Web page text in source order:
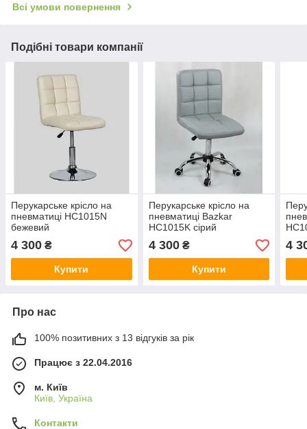
Всі умови повернення
Подібні товари компанії
Перукарське крісло на
пневматиці HC1015N
бежевий
4 300 ₴
Купити
Перукарське крісло на
пневматиці Bazkar
HC1015K сірий
4 300₴
Купити
4
Про нас
100% позитивних з 13 відгуків за рік
Працює з 22.04.2016
м. Київ
Київ, Україна
Контакти